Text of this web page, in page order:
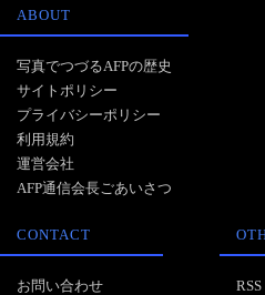
ABOUT
写真でつづるAFPの歴史
サイトポリシー
プライバシーポリシー
利用規約
運営会社
AFP通信会長ごあいさつ
CONTACT
お問い合わせ
RSS